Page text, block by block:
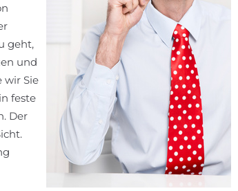
geht,
und
wir Sie
feste
Der